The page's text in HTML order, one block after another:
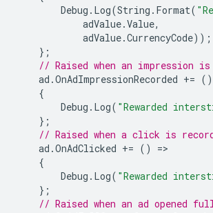
Debug . Log(String . Format(
adValue.Value,
adValue.CurrencyCode));
};
// Raised when an impression
ad .OnAdImpressionRecorded += ()
{
Debug . Log( "Rewarded
};
// Raised when a click is
ad .OnAdClicked += () =
{
Debug . Log( "Rewarded
};
// Raised when an ad opened